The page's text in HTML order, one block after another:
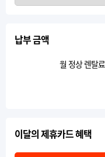
납부 금액
월 정상 렌탈료
이달의 제휴카드 혜택